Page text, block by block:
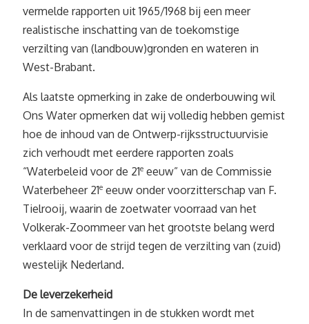
vermelde rapporten uit 1965/1968 bij een meer
realistische inschatting van de toekomstige
verzilting van (landbouw)gronden en wateren in
West-Brabant.
Als laatste opmerking in zake de onderbouwing wil
Ons Water opmerken dat wij volledig hebben gemist
hoe de inhoud van de Ontwerp-rijksstructuurvisie
zich verhoudt met eerdere rapporten zoals
“Waterbeleid voor de 21e eeuw” van de Commissie
Waterbeheer 21e eeuw onder voorzitterschap van F.
Tielrooij, waarin de zoetwater voorraad van het
Volkerak-Zoommeer van het grootste belang werd
verklaard voor de strijd tegen de verzilting van (zuid)
westelijk Nederland.
De leverzekerheid
In de samenvattingen in de stukken wordt met